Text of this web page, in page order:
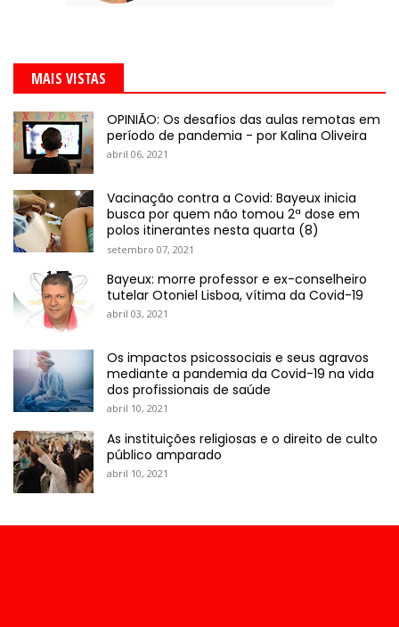
MAIS VISTAS
OPINIÃO: Os desafios das aulas remotas em
período de pandemia - por Kalina Oliveira
abril 06, 2021
Vacinação contra a Covid: Bayeux inicia
busca por quem não tomou 2ª dose em
polos itinerantes nesta quarta (8)
setembro 07, 2021
Bayeux: morre professor e ex-conselheiro
tutelar Otoniel Lisboa, vítima da Covid-19
abril 03, 2021
Os impactos psicossociais e seus agravos
mediante a pandemia da Covid-19 na vida
dos profissionais de saúde
abril 10, 2021
As instituições religiosas e o direito de culto
público amparado
abril 10, 2021